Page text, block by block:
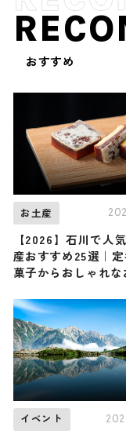
おすすめ
お土産
【2026】石川で人
産おすすめ25選｜
菓子からおしゃれな
紹介
イベント